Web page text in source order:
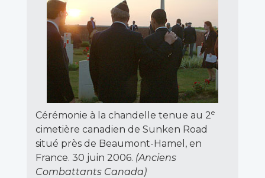
Cérémonie à la chandelle tenue au 2e
cimetière canadien de Sunken Road
situé près de Beaumont-Hamel, en
France. 30 juin 2006. (Anciens
Combattants Canada)